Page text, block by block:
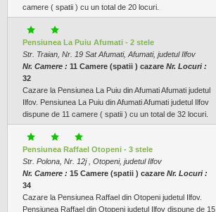
camere ( spatii ) cu un total de 20 locuri.
Pensiunea La Puiu Afumati - 2 stele
Str. Traian, Nr. 19 Sat Afumati, Afumati, judetul Ilfov
Nr. Camere : 11 Camere (spatii ) cazare Nr. Locuri :
32
Cazare la Pensiunea La Puiu din Afumati Afumati judetul
Ilfov. Pensiunea La Puiu din Afumati Afumati judetul Ilfov
dispune de 11 camere ( spatii ) cu un total de 32 locuri.
Pensiunea Raffael Otopeni - 3 stele
Str. Polona, Nr. 12j , Otopeni, judetul Ilfov
Nr. Camere : 15 Camere (spatii ) cazare Nr. Locuri :
34
Cazare la Pensiunea Raffael din Otopeni judetul Ilfov.
Pensiunea Raffael din Otopeni judetul Ilfov dispune de 15